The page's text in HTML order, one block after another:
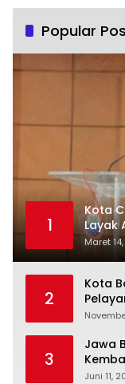
Popular
1
Kota
Layak
Maret
2
Kota
3
Jawa
Juni 11,